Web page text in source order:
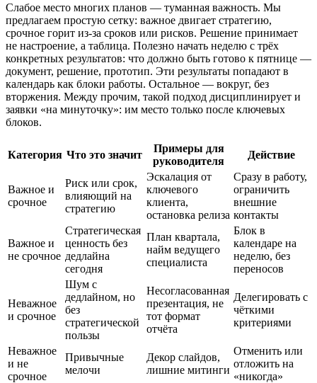
Слабое место многих планов — туманная важность. Мы
предлагаем простую сетку: важное двигает стратегию,
срочное горит из-за сроков или рисков. Решение принимает
не настроение, а таблица. Полезно начать неделю с трёх
конкретных результатов: что должно быть готово к пятнице —
документ, решение, прототип. Эти результаты попадают в
календарь как блоки работы. Остальное — вокруг, без
вторжения. Между прочим, такой подход дисциплинирует и
заявки «на минуточку»: им место только после ключевых
блоков.
Категория Что это значит
Примеры для
руководителя
Действие
Важное и
срочное
Риск или срок,
влияющий на
стратегию
Эскалация от
ключевого
клиента,
остановка релиза
Сразу в работу,
ограничить
внешние
контакты
Важное и
не срочное
Стратегическая
ценность без
дедлайна
сегодня
План квартала,
найм ведущего
специалиста
Блок в
календаре на
неделю, без
переносов
Неважное
и срочное
Шум с
дедлайном, но
без
стратегической
пользы
Несогласованная
презентация, не
тот формат
отчёта
Делегировать с
чёткими
критериями
Неважное
и не
срочное
Привычные
мелочи
Декор слайдов,
лишние митинги
Отменить или
отложить на
«никогда»